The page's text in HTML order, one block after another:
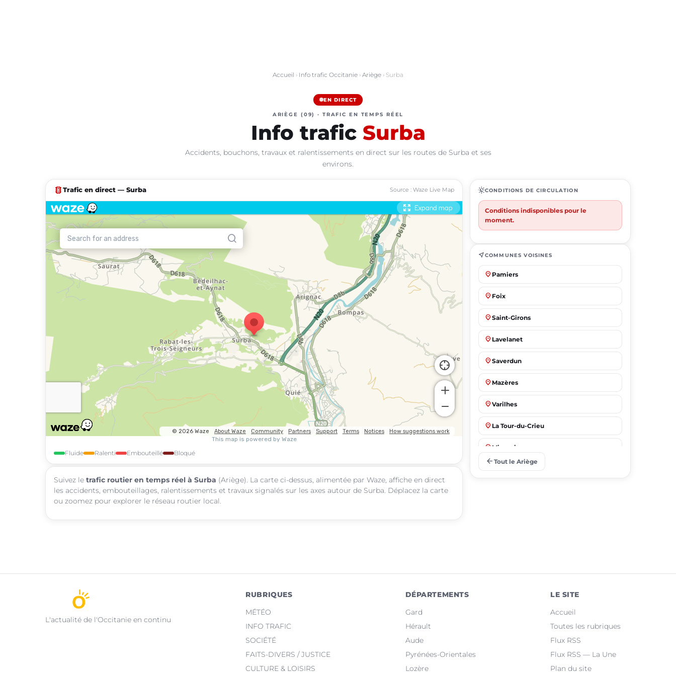
Accueil › Info trafic Occitanie › Ariège › Surba
EN DIRECT
ARIÈGE (09) · TRAFIC EN TEMPS RÉEL
Info trafic Surba
Accidents, bouchons, travaux et ralentissements en direct sur les routes de Surba et ses
environs.
traffic Trafic en direct — Surba Source : Waze Live Map
Fluide Ralenti Embouteillé Bloqué
Suivez le trafic routier en temps réel à Surba (Ariège). La carte ci-dessus, alimentée par Waze, affiche en direct
les accidents, embouteillages, ralentissements et travaux signalés sur les axes autour de Surba. Déplacez la carte
ou zoomez pour explorer le réseau routier local.
routineCONDITIONS DE CIRCULATION
Conditions indisponibles pour le
moment.
near_meCOMMUNES VOISINES
place Pamiers
place Foix
place Saint-Girons
place Lavelanet
place Saverdun
place Mazères
place Varilhes
place La Tour-du-Crieu
place Mirepoix
Saint-Paul-de-Jarrat
arrow_back Tout le Ariège
L'actualité de l'Occitanie en continu
RUBRIQUES
MÉTÉO
INFO TRAFIC
SOCIÉTÉ
FAITS-DIVERS / JUSTICE
CULTURE & LOISIRS
DÉPARTEMENTS
Gard
Hérault
Aude
Pyrénées-Orientales
Lozère
LE SITE
Accueil
Toutes les rubriques
Flux RSS
Flux RSS — La Une
Plan du site